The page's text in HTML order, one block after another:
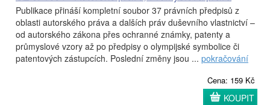
Publikace přináší kompletní soubor 37 právních předpisů z
oblasti autorského práva a dalších práv duševního vlastnictví –
od autorského zákona přes ochranné známky, patenty a
průmyslové vzory až po předpisy o olympijské symbolice či
patentových zástupcích. Poslední změny jsou ... pokračování
Cena: 159 Kč
KOUPIT